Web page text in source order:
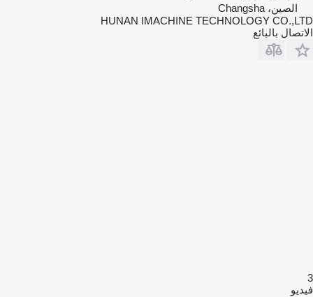
الصين، Changsha
HUNAN IMACHINE TECHNOLOGY CO.,LTD
الاتصال بالبائع
3
فيديو